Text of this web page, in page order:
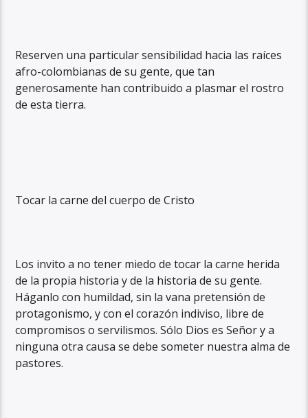
Reserven una particular sensibilidad hacia las raíces
afro-colombianas de su gente, que tan
generosamente han contribuido a plasmar el rostro
de esta tierra.
Tocar la carne del cuerpo de Cristo
Los invito a no tener miedo de tocar la carne herida
de la propia historia y de la historia de su gente.
Háganlo con humildad, sin la vana pretensión de
protagonismo, y con el corazón indiviso, libre de
compromisos o servilismos. Sólo Dios es Señor y a
ninguna otra causa se debe someter nuestra alma de
pastores.